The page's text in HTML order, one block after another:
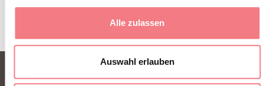
Alle zulassen
Auswahl erlauben